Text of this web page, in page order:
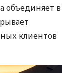
объединяет в
клиентов